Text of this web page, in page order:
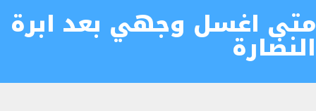
متى اغسل وجهي بعد ابرة
النضارة